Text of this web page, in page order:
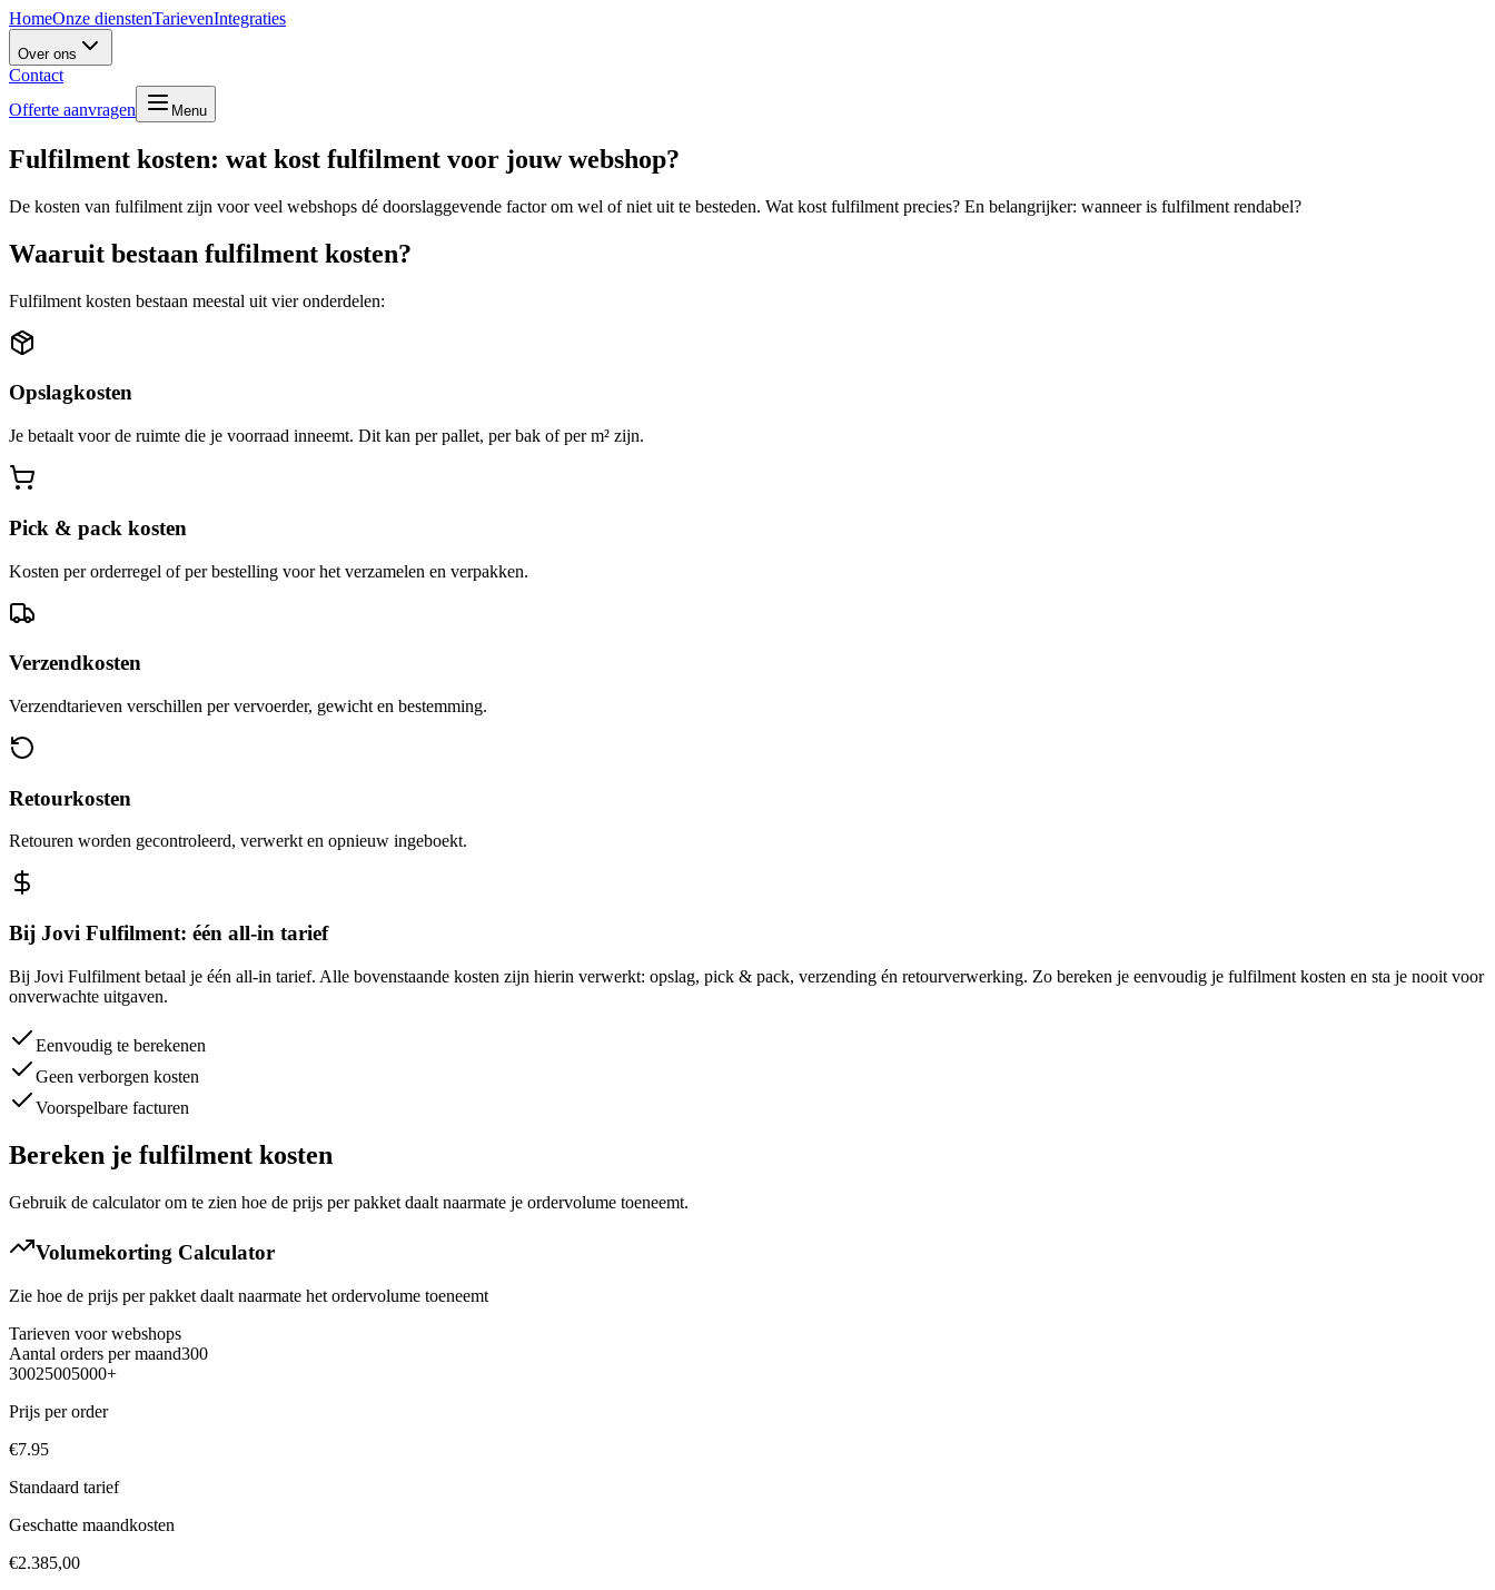
HomeOnze dienstenTarievenIntegraties
Over ons
Contact
Offerte aanvragen
Menu
Fulfilment kosten: wat kost fulfilment voor jouw webshop?
De kosten van fulfilment zijn voor veel webshops dé doorslaggevende factor om wel of niet uit te besteden. Wat kost fulfilment precies? En belangrijker: wanneer is fulfilment rendabel?
Waaruit bestaan fulfilment kosten?
Fulfilment kosten bestaan meestal uit vier onderdelen:
Opslagkosten
Je betaalt voor de ruimte die je voorraad inneemt. Dit kan per pallet, per bak of per m² zijn.
Pick & pack kosten
Kosten per orderregel of per bestelling voor het verzamelen en verpakken.
Verzendkosten
Verzendtarieven verschillen per vervoerder, gewicht en bestemming.
Retourkosten
Retouren worden gecontroleerd, verwerkt en opnieuw ingeboekt.
Bij Jovi Fulfilment: één all-in tarief
Bij Jovi Fulfilment betaal je één all-in tarief. Alle bovenstaande kosten zijn hierin verwerkt: opslag, pick & pack, verzending én retourverwerking. Zo bereken je eenvoudig je fulfilment kosten en sta je nooit voor
onverwachte uitgaven.
Eenvoudig te berekenen
Geen verborgen kosten
Voorspelbare facturen
Bereken je fulfilment kosten
Gebruik de calculator om te zien hoe de prijs per pakket daalt naarmate je ordervolume toeneemt.
Volumekorting Calculator
Zie hoe de prijs per pakket daalt naarmate het ordervolume toeneemt
Tarieven voor webshops
Aantal orders per maand300
30025005000+
Prijs per order
€7.95
Standaard tarief
Geschatte maandkosten
€2.385,00